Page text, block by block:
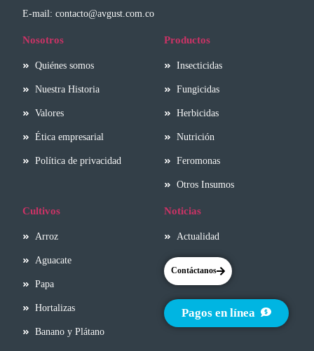
E-mail: contacto@avgust.com.co
Nosotros
Quiénes somos
Nuestra Historia
Valores
Ética empresarial
Política de privacidad
Productos
Insecticidas
Fungicidas
Herbicidas
Nutrición
Feromonas
Otros Insumos
Cultivos
Arroz
Aguacate
Papa
Hortalizas
Banano y Plátano
Noticias
Actualidad
Contáctanos
Pagos en línea